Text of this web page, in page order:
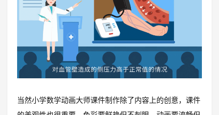
当然小学数学动画大师课件制作除了内容上的创意，课件